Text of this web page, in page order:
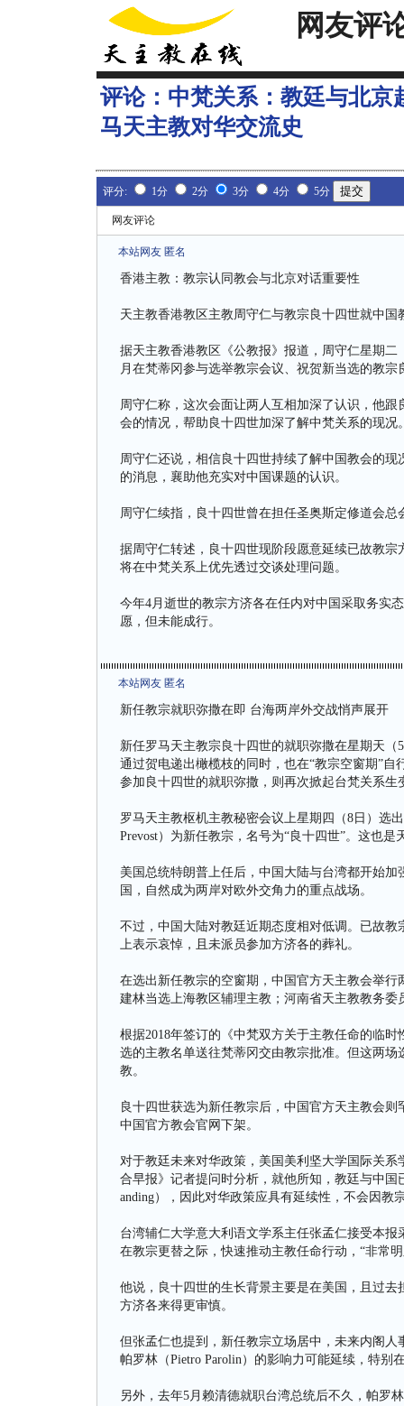
网友评
评论： 中梵关系：教廷与北京
马天主教对华交流史
评分: 1分 2分 3分 4分 5分
网友评论
本站网友 匿名
香港主教：教宗认同教会与北京对话重要性
天主教香港教区主教周守仁与教宗良十四世就中
据天主教香港教区《公教报》报道，周守仁星期
月在梵蒂冈参与选举教宗会议、祝贺新当选的教
周守仁称，这次会面让两人互相加深了认识，他
会的情况，帮助良十四世加深了解中梵关系的现况
周守仁还说，相信良十四世持续了解中国教会的
的消息，襄助他充实对中国课题的认识。
周守仁续指，良十四世曾在担任圣奥斯定修道会
据周守仁转述，良十四世现阶段愿意延续已故教
将在中梵关系上优先透过交谈处理问题。
今年4月逝世的教宗方济各在任内对中国采取务实
愿，但未能成行。
本站网友 匿名
新任教宗就职弥撒在即 台海两岸外交战悄声展开
新任罗马天主教宗良十四世的就职弥撒在星期天
通过贺电递出橄榄枝的同时，也在“教宗空窗期”
参加良十四世的就职弥撒，则再次掀起台梵关系生
罗马天主教枢机主教秘密会议上星期四（8日）选
Prevost）为新任教宗，名号为“良十四世”。这也
美国总统特朗普上任后，中国大陆与台湾都开始
国，自然成为两岸对欧外交角力的重点战场。
不过，中国大陆对教廷近期态度相对低调。已故
上表示哀悼，且未派员参加方济各的葬礼。
在选出新任教宗的空窗期，中国官方天主教会举
建林当选上海教区辅理主教；河南省天主教教务
根据2018年签订的《中梵双方关于主教任命的临
选的主教名单送往梵蒂冈交由教宗批准。但这两
教。
良十四世获选为新任教宗后，中国官方天主教会
中国官方教会官网下架。
对于教廷未来对华政策，美国美利坚大学国际关
合早报》记者提问时分析，就他所知，教廷与中国
anding），因此对华政策应具有延续性，不会因教
台湾辅仁大学意大利语文学系主任张孟仁接受本
在教宗更替之际，快速推动主教任命行动，“非常
他说，良十四世的生长背景主要是在美国，且过
方济各来得更审慎。
但张孟仁也提到，新任教宗立场居中，未来内阁
帕罗林（Pietro Parolin）的影响力可能延续，特别
另外，去年5月赖清德就职台湾总统后不久，帕罗